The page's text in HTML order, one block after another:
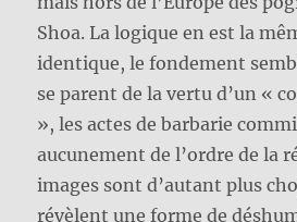
Shoa. La logique en est la
identique, le fondement
se parent de la vertu d’un «
», les actes de barbarie
aucunement de l’ordre de la
images sont d’autant plus
révèlent une forme de